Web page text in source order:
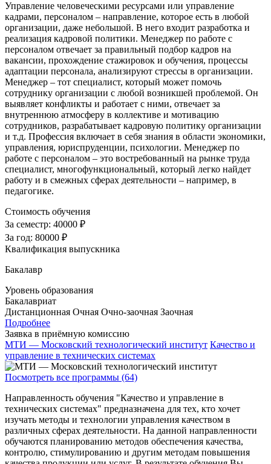
Управление человеческими ресурсами или управление
кадрами, персоналом – направление, которое есть в любой
организации, даже небольшой. В него входит разработка и
реализация кадровой политики. Менеджер по работе с
персоналом отвечает за правильный подбор кадров на
вакансии, прохождение стажировок и обучения, процессы
адаптации персонала, анализируют стрессы в организации.
Менеджер – тот специалист, который может помочь
сотруднику организации с любой возникшей проблемой. Он
выявляет конфликты и работает с ними, отвечает за
внутреннюю атмосферу в коллективе и мотивацию
сотрудников, разрабатывает кадровую политику организации
и т.д. Профессия включает в себя знания в области экономики,
управления, юриспруденции, психологии. Менеджер по
работе с персоналом – это востребованный на рынке труда
специалист, многофункциональный, который легко найдет
работу и в смежных сферах деятельности – например, в
педагогике.
Стоимость обучения
За семестр: 40000 ₽
За год: 80000 ₽
Квалификация выпускника
Бакалавр
Уровень образования
Бакалавриат
Дистанционная Очная Очно-заочная Заочная
Подробнее
Заявка в приёмную комиссию
МТИ — Московский технологический институт Качество и
управление в технических системах
Посмотреть все программы (64)
Направленность обучения "Качество и управление в
технических системах" предназначена для тех, кто хочет
изучать методы и технологии управления качеством в
различных сферах деятельности. На данной направленности
обучаются планированию методов обеспечения качества,
контролю, стимулированию и другим методам повышения